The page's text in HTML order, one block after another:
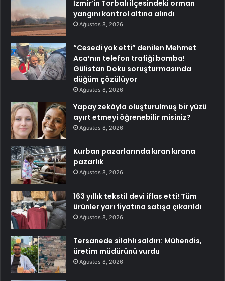
İzmir’in Torbalı ilçesindeki orman
yangını kontrol altına alındı
Ağustos 8, 2026
“Cesedi yok etti” denilen Mehmet
Aca’nın telefon trafiği bomba!
Gülistan Doku soruşturmasında
düğüm çözülüyor
Ağustos 8, 2026
Yapay zekâyla oluşturulmuş bir yüzü
ayırt etmeyi öğrenebilir misiniz?
Ağustos 8, 2026
Kurban pazarlarında kıran kırana
pazarlık
Ağustos 8, 2026
163 yıllık tekstil devi iflas etti! Tüm
ürünler yarı fiyatına satışa çıkarıldı
Ağustos 8, 2026
Tersanede silahlı saldırı: Mühendis,
üretim müdürünü vurdu
Ağustos 8, 2026